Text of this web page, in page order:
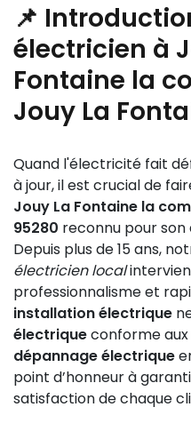
📌
électricien à
Fontaine la
Jouy La
Quand l'électricité fait
à jour, il est crucial de
Jouy La Fontaine la
95280 reconnu pour
Depuis plus de 15 ans,
électricien local
professionnalisme et
installation électrique
électriqueconforme aux
dépannage électrique
point d’honneur à
satisfaction de chaque